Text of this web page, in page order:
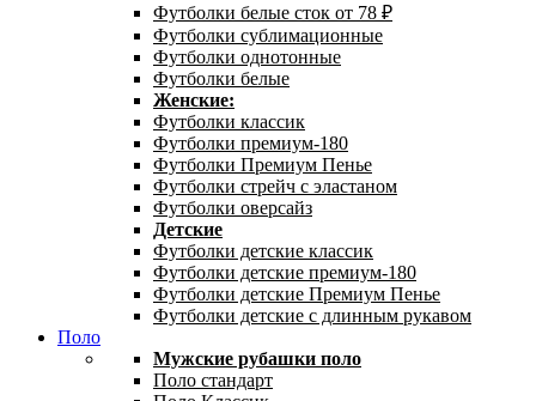
Футболки белые сток от 78 ₽
Футболки сублимационные
Футболки однотонные
Футболки белые
Женские:
Футболки классик
Футболки премиум-180
Футболки Премиум Пенье
Футболки стрейч с эластаном
Футболки оверсайз
Детские
Футболки детские классик
Футболки детские премиум-180
Футболки детские Премиум Пенье
Футболки детские с длинным рукавом
Поло
Мужские рубашки поло
Поло стандарт